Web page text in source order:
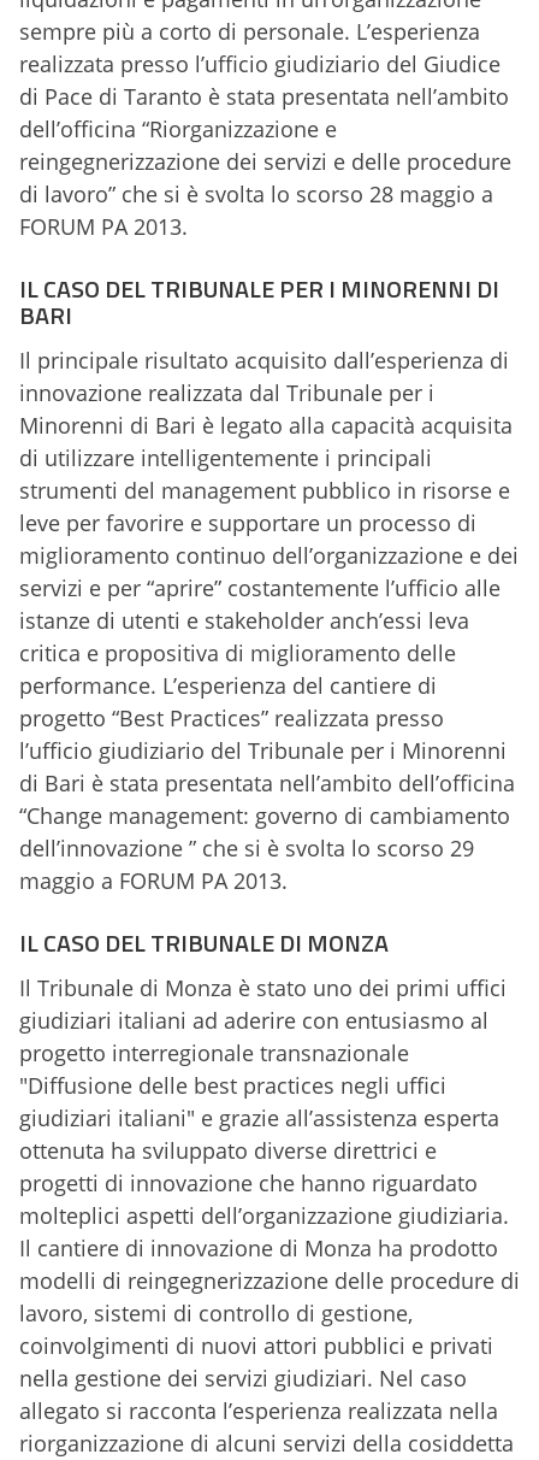
sempre più a corto di personale. L’esperienza
realizzata presso l’ufficio giudiziario del Giudice
di Pace di Taranto è stata presentata nell’ambito
dell’officina “Riorganizzazione e
reingegnerizzazione dei servizi e delle procedure
di lavoro” che si è svolta lo scorso 28 maggio a
FORUM PA 2013.
IL CASO DEL TRIBUNALE PER I MINORENNI DI
BARI
Il principale risultato acquisito dall’esperienza di
innovazione realizzata dal Tribunale per i
Minorenni di Bari è legato alla capacità acquisita
di utilizzare intelligentemente i principali
strumenti del management pubblico in risorse e
leve per favorire e supportare un processo di
miglioramento continuo dell’organizzazione e dei
servizi e per “aprire” costantemente l’ufficio alle
istanze di utenti e stakeholder anch’essi leva
critica e propositiva di miglioramento delle
performance. L’esperienza del cantiere di
progetto “Best Practices” realizzata presso
l’ufficio giudiziario del Tribunale per i Minorenni
di Bari è stata presentata nell’ambito dell’officina
“Change management: governo di cambiamento
dell’innovazione ” che si è svolta lo scorso 29
maggio a FORUM PA 2013.
IL CASO DEL TRIBUNALE DI MONZA
Il Tribunale di Monza è stato uno dei primi uffici
giudiziari italiani ad aderire con entusiasmo al
progetto interregionale transnazionale
"Diffusione delle best practices negli uffici
giudiziari italiani" e grazie all’assistenza esperta
ottenuta ha sviluppato diverse direttrici e
progetti di innovazione che hanno riguardato
molteplici aspetti dell’organizzazione giudiziaria.
Il cantiere di innovazione di Monza ha prodotto
modelli di reingegnerizzazione delle procedure di
lavoro, sistemi di controllo di gestione,
coinvolgimenti di nuovi attori pubblici e privati
nella gestione dei servizi giudiziari. Nel caso
allegato si racconta l’esperienza realizzata nella
riorganizzazione di alcuni servizi della cosiddetta